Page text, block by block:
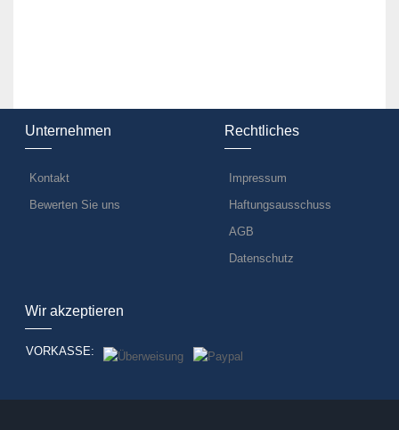
Unternehmen
Kontakt
Bewerten Sie uns
Rechtliches
Impressum
Haftungsausschuss
AGB
Datenschutz
Wir akzeptieren
VORKASSE: